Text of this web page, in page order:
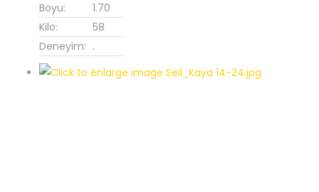
Boyu:
1.70
Kilo:
58
Deneyim: .